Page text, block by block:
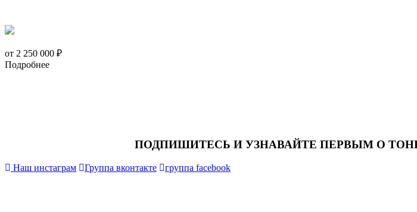
от 2 250 000 ₽
Подробнее
ПОДПИШИТЕСЬ И УЗНАВАЙТЕ ПЕРВЫМ О
Наш инстаграм Группа вконтакте группа facebook